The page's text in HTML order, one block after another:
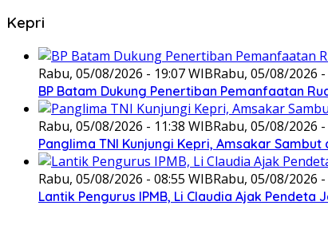
Kepri
Rabu, 05/08/2026 - 19:07 WIBRabu, 05/08/2026 -
BP Batam Dukung Penertiban Pemanfaatan
Rabu, 05/08/2026 - 11:38 WIBRabu, 05/08/2026 -
Panglima TNI Kunjungi Kepri, Amsakar
Rabu, 05/08/2026 - 08:55 WIBRabu, 05/08/2026 -
Lantik Pengurus IPMB, Li Claudia Ajak